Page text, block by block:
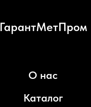
ГарантМетПром
О нас
Каталог